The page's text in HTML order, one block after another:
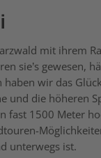
mit ihrem
sie’s gewesen,
wir das
und die höheren
fast 1500 Meter
unterwegs ist.